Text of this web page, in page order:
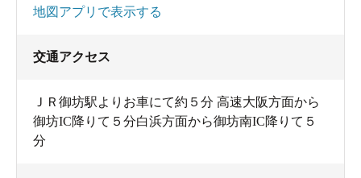
地図アプリで表示する
交通アクセス
ＪＲ御坊駅よりお車にて約５分 高速大阪方面から
御坊IC降りて５分白浜方面から御坊南IC降りて５
分